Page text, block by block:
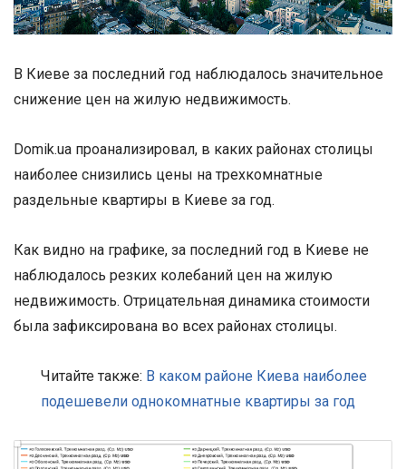
В Киеве за последний год наблюдалось значительное
снижение цен на жилую недвижимость.
Domik.ua проанализировал, в каких районах столицы
наиболее снизились цены на трехкомнатные
раздельные квартиры в Киеве за год.
Как видно на графике, за последний год в Киеве не
наблюдалось резких колебаний цен на жилую
недвижимость. Отрицательная динамика стоимости
была зафиксирована во всех районах столицы.
Читайте также: В каком районе Киева наиболее
подешевели однокомнатные квартиры за год